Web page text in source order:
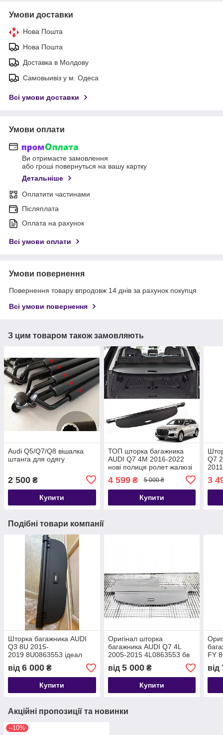
Умови доставки
Нова Пошта
Нова Пошта
Доставка в Молдову
Самовыивіз у м. Одеса
Всі умови доставки
Умови оплати
Ви отримаєте замовлення
або гроші повернуться на вашу картку
Детальніше
Оплатити частинами
Післяплата
Оплата на рахунок
Всі умови оплати
Умови повернення
Повернення товару впродовж 14 днів за рахунок покупця
Всі умови повернення
З цим товаром також замовляють
Audi Q5/Q7/Q8 вішалка
штанга для одягу
2 500 ₴
Купити
ТОП шторка багажника
AUDI Q7 4M 2016-2022
нові полиця ролет жалюзі
4 599₴ 5 000 ₴
Купити
Q7
3
Подібні товари компанії
Шторка багажника AUDI
Q3 8U 2015-
2019 8U0863553 ідеал
полиця накладка ролет
від 6 000 ₴
Купити
Оригінал шторка
багажника AUDI Q7 4L
2005-2015 4L0863553 бв
полиця накладка ролет
від 5 000₴
Купити
FY
від
Акційні пропозиції та новинки
–10%